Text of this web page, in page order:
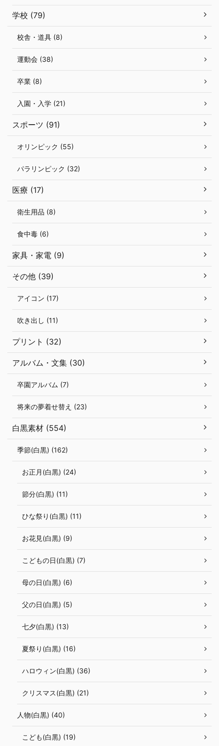
学校 (79)
校舎・道具 (8)
運動会 (38)
卒業 (8)
入園・入学 (21)
スポーツ (91)
オリンピック (55)
パラリンピック (32)
医療 (17)
衛生用品 (8)
食中毒 (6)
家具・家電 (9)
その他 (39)
アイコン (17)
吹き出し (11)
プリント (32)
アルバム・文集 (30)
卒園アルバム (7)
将来の夢着せ替え (23)
白黒素材 (554)
季節(白黒) (162)
お正月(白黒) (24)
節分(白黒) (11)
ひな祭り(白黒) (11)
お花見(白黒) (9)
こどもの日(白黒) (7)
母の日(白黒) (6)
父の日(白黒) (5)
七夕(白黒) (13)
夏祭り(白黒) (16)
ハロウィン(白黒) (36)
クリスマス(白黒) (21)
人物(白黒) (40)
こども(白黒) (19)